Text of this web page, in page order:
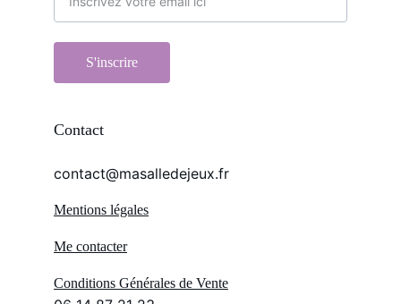
Contact
S'inscrire
contact@masalledejeux.fr
Mentions légales
Conditions Générales de Vente
Me contacter